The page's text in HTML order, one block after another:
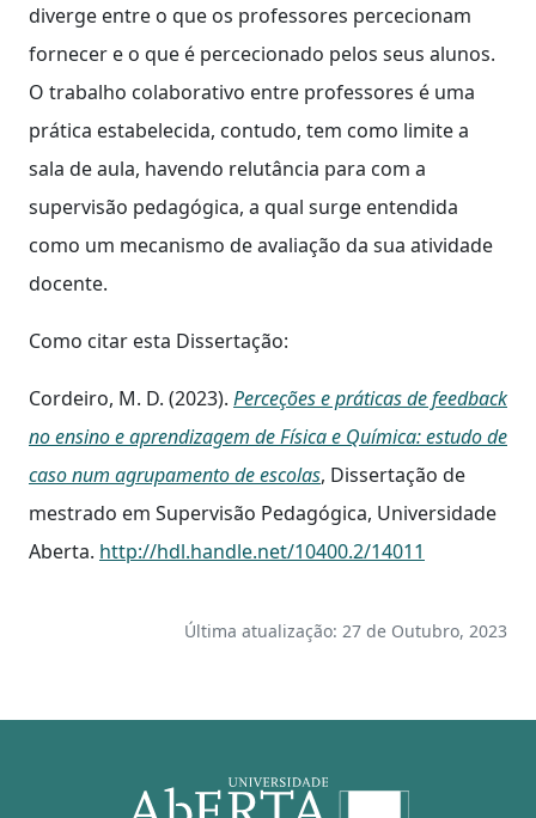
diverge entre o que os professores percecionam
fornecer e o que é percecionado pelos seus alunos.
O trabalho colaborativo entre professores é uma
prática estabelecida, contudo, tem como limite a
sala de aula, havendo relutância para com a
supervisão pedagógica, a qual surge entendida
como um mecanismo de avaliação da sua atividade
docente.
Como citar esta Dissertação:
Cordeiro, M. D. (2023). Perceções e práticas de feedback
no ensino e aprendizagem de Física e Química: estudo de
caso num agrupamento de escolas, Dissertação de
mestrado em Supervisão Pedagógica, Universidade
Aberta. http://hdl.handle.net/10400.2/14011
Última atualização: 27 de Outubro, 2023